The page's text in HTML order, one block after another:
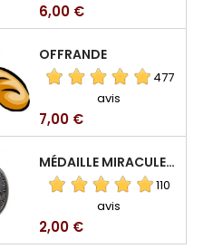
Prix
6,00 €
OFFRANDE
477
avis
Prix
7,00 €
MÉDAILLE MIRACULEUSE DE VIERGE DE LA RUE DU BAC
110
avis
Prix
2,00 €